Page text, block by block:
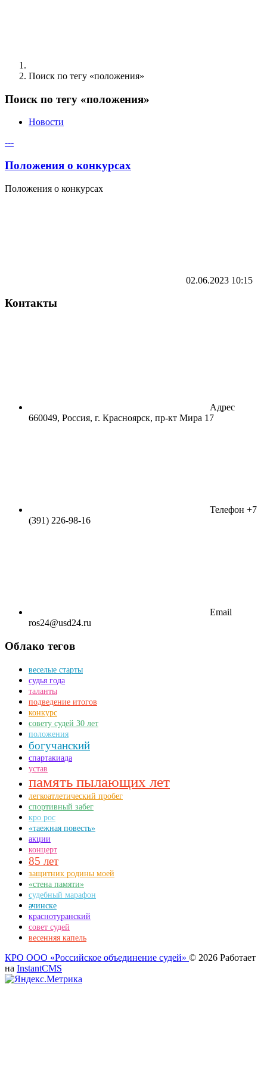
Поиск по тегу «положения»
Поиск по тегу «положения»
Новости
---
Положения о конкурсах
Положения о конкурсах
02.06.2023 10:15
Контакты
Адрес
660049, Россия, г. Красноярск, пр-кт Мира 17
Телефон +7
(391) 226-98-16
Email
ros24@usd24.ru
Облако тегов
веселые старты
судья года
таланты
подведение итогов
конкурс
совету судей 30 лет
положения
богучанский
спартакиада
устав
память пылающих лет
легкоатлетический пробег
спортивный забег
кро рос
«таежная повесть»
акции
концерт
85 лет
защитник родины моей
«стена памяти»
судебный марафон
ачинске
краснотуранский
совет судей
весенняя капель
КРО ООО «Российское объединение судей» © 2026 Работает
на InstantCMS